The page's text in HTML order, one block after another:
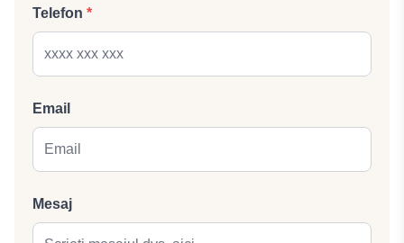
Telefon *
Email
Mesaj